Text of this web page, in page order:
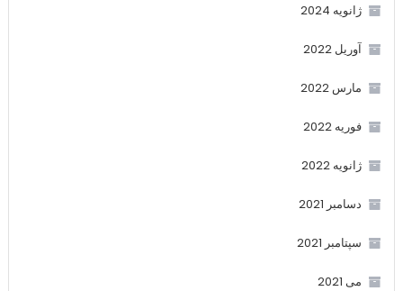
ژانویه 2024
آوریل 2022
مارس 2022
فوریه 2022
ژانویه 2022
دسامبر 2021
سپتامبر 2021
می 2021